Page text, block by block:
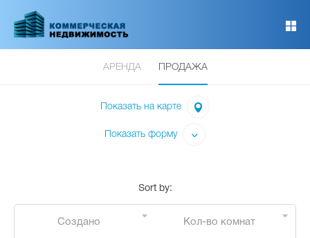
основному
АРЕНДА ПРОДАЖА
Показать на карте
Показать форму
Sort by:
Создано Кол-во комнат